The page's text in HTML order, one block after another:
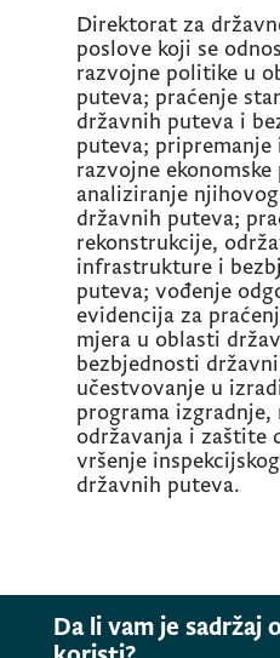
Direktorat za
poslove koji se
razvojne politike u
puteva; praćenje
državnih puteva i
puteva; pripremanje
razvojne
analiziranje
državnih puteva;
rekonstrukcije,
infrastrukture i
puteva; vođenje
evidencija za
mjera u oblasti
bezbjednosti
učestvovanje u
programa izgradnje,
održavanja i zaštite
vršenje
državnih puteva.
Da li vam je sadržaj